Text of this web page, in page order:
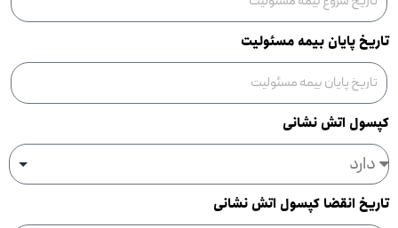
تاریخ پایان بیمه مسئولیت
کپسول اتش نشانی
تاریخ انقضا کپسول اتش نشانی